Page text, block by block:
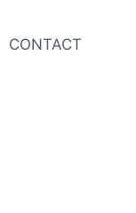
CONTACT